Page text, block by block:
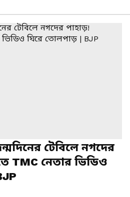
টেবিলে নগদের
TMC নেতার ভিডিও